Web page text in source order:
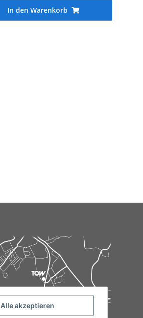
In den Warenkorb
Alle akzeptieren